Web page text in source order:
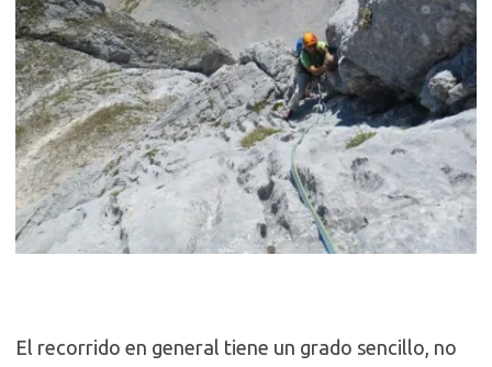
El recorrido en general tiene un grado sencillo, no